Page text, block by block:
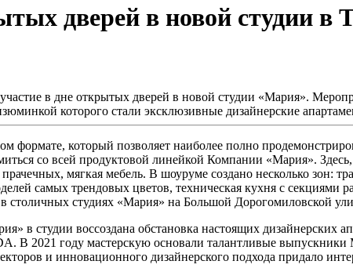
дверей в новой студии в
в дне открытых дверей в новой студии «Мария».
которого стали эксклюзивные дизайнерские
который позволяет наиболее полно
со всей продуктовой линейкой Компании «Мария».
мягкая мебель. В шоуруме создано несколько зон:
самых трендовых цветов, техническая кухня с секциями
столичных студиях «Мария» на Большой Дорогомиловской
в студии воссоздана обстановка настоящих
В 2021 году мастерскую основали талантливые выпускники
и инновационного дизайнерского подхода придало